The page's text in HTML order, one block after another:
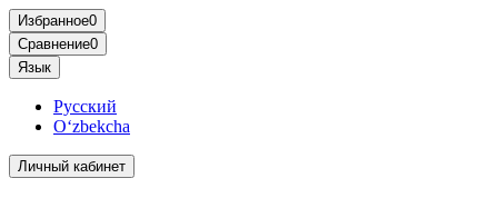
Избранное0
Сравнение0
Язык
Русский
O‘zbekcha
Личный кабинет